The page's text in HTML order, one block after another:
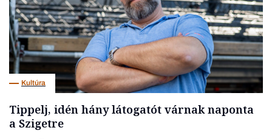
Kultúra
Tippelj, idén hány látogatót várnak naponta
a Szigetre